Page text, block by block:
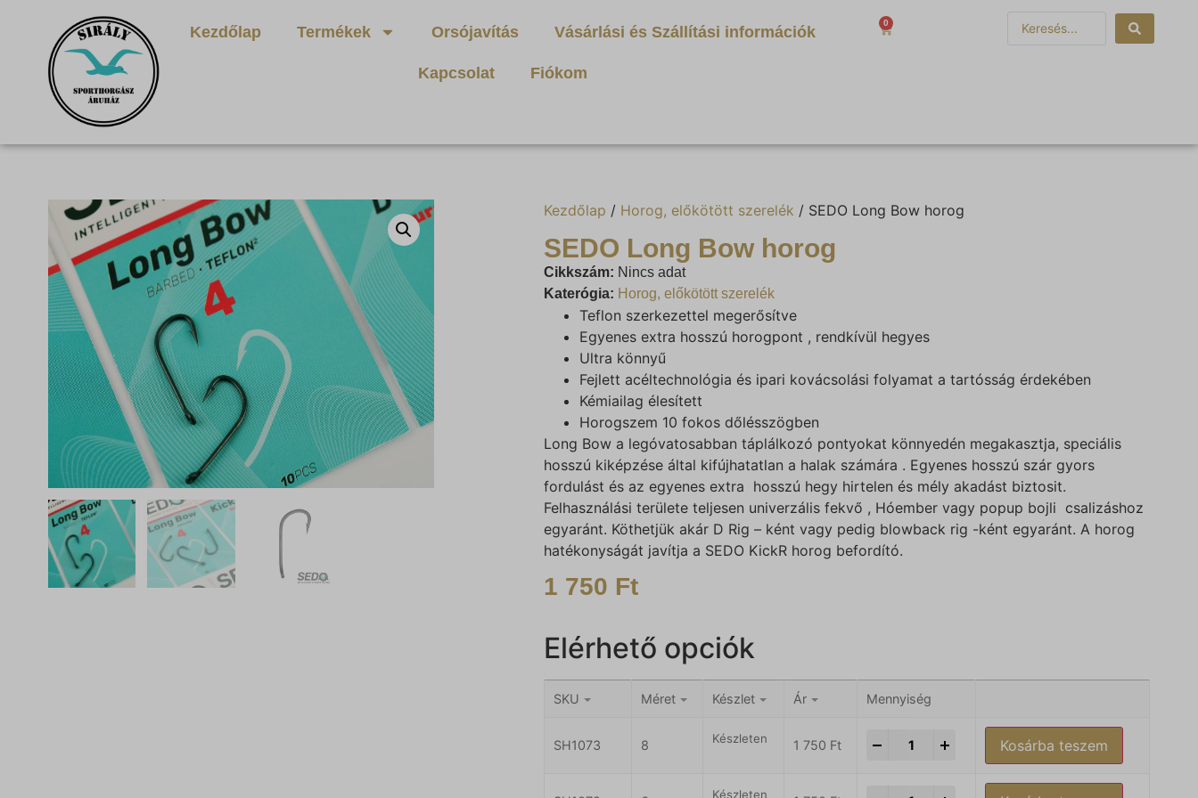
Kezdőlap Termékek Orsójavítás Vásárlási és Szállítási információk
Kapcsolat Fiókom
0
Kezdőlap / Horog, előkötött szerelék / SEDO Long Bow horog
SEDO Long Bow horog
Cikkszám: Nincs adat
Katerógia: Horog, előkötött szerelék
Teflon szerkezettel megerősítve
Egyenes extra hosszú horogpont , rendkívül hegyes
Ultra könnyű
Fejlett acéltechnológia és ipari kovácsolási folyamat a tartósság érdekében
Kémiailag élesített
Horogszem 10 fokos dőlésszögben
Long Bow a legóvatosabban táplálkozó pontyokat könnyedén megakasztja, speciális
hosszú kiképzése által kifújhatatlan a halak számára . Egyenes hosszú szár gyors
fordulást és az egyenes extra hosszú hegy hirtelen és mély akadást biztosit.
Felhasználási területe teljesen univerzális fekvő , Hóember vagy popup bojli csalizáshoz
egyaránt. Köthetjük akár D Rig – ként vagy pedig blowback rig -ként egyaránt. A horog
hatékonyságát javítja a SEDO KickR horog befordító.
1 750 Ft
Elérhető opciók
SKU Méret Készlet Ár Mennyiség
SH1073 8 Készleten 1 750 Ft
- Kosárba teszem
Készleten